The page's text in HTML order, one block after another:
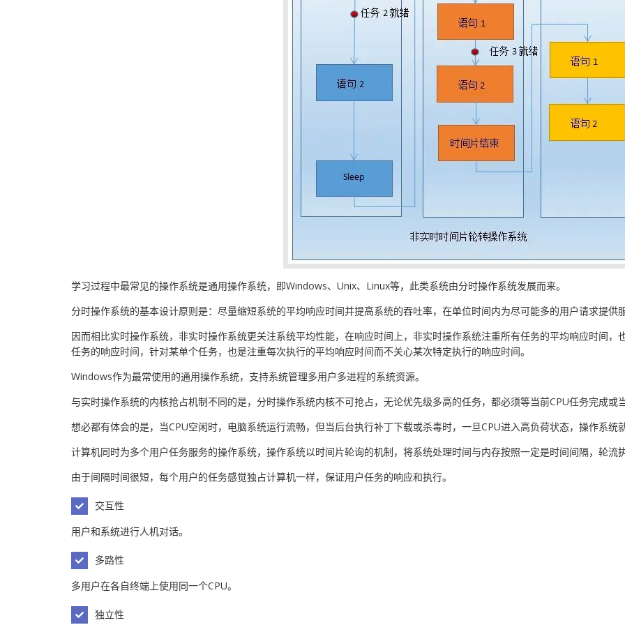
学习过程中最常见的操作系统是通用操作系统，即Windows、Unix、Linux等，此类系统由分时操作系统发展而来。
分时操作系统的基本设计原则是：尽量缩短系统的平均响应时间并提高系统的吞吐率，在单位时间内为尽可能多的用户请求提供
因而相比实时操作系统，非实时操作系统更关注系统平均性能，在响应时间上，非实时操作系统注重所有任务的平均响应时间
任务的响应时间，针对某单个任务，也是注重每次执行的平均响应时间而不关心某次特定执行的响应时间。
Windows作为最常使用的通用操作系统，支持系统管理多用户多进程的系统资源。
与实时操作系统的内核抢占机制不同的是，分时操作系统内核不可抢占，无论优先级多高的任务，都必须等当前CPU任务完成或
想必都有体会的是，当CPU空闲时，电脑系统运行流畅，但当后台执行补丁下载或杀毒时，一旦CPU进入高负荷状态，操作系统
计算机同时为多个用户任务服务的操作系统，操作系统以时间片轮询的机制，将系统处理时间与内存按照一定是时间间隔，轮流
由于间隔时间很短，每个用户的任务感觉独占计算机一样，保证用户任务的响应和执行。
交互性
用户和系统进行人机对话。
多路性
多用户在各自终端上使用同一个CPU。
独立性